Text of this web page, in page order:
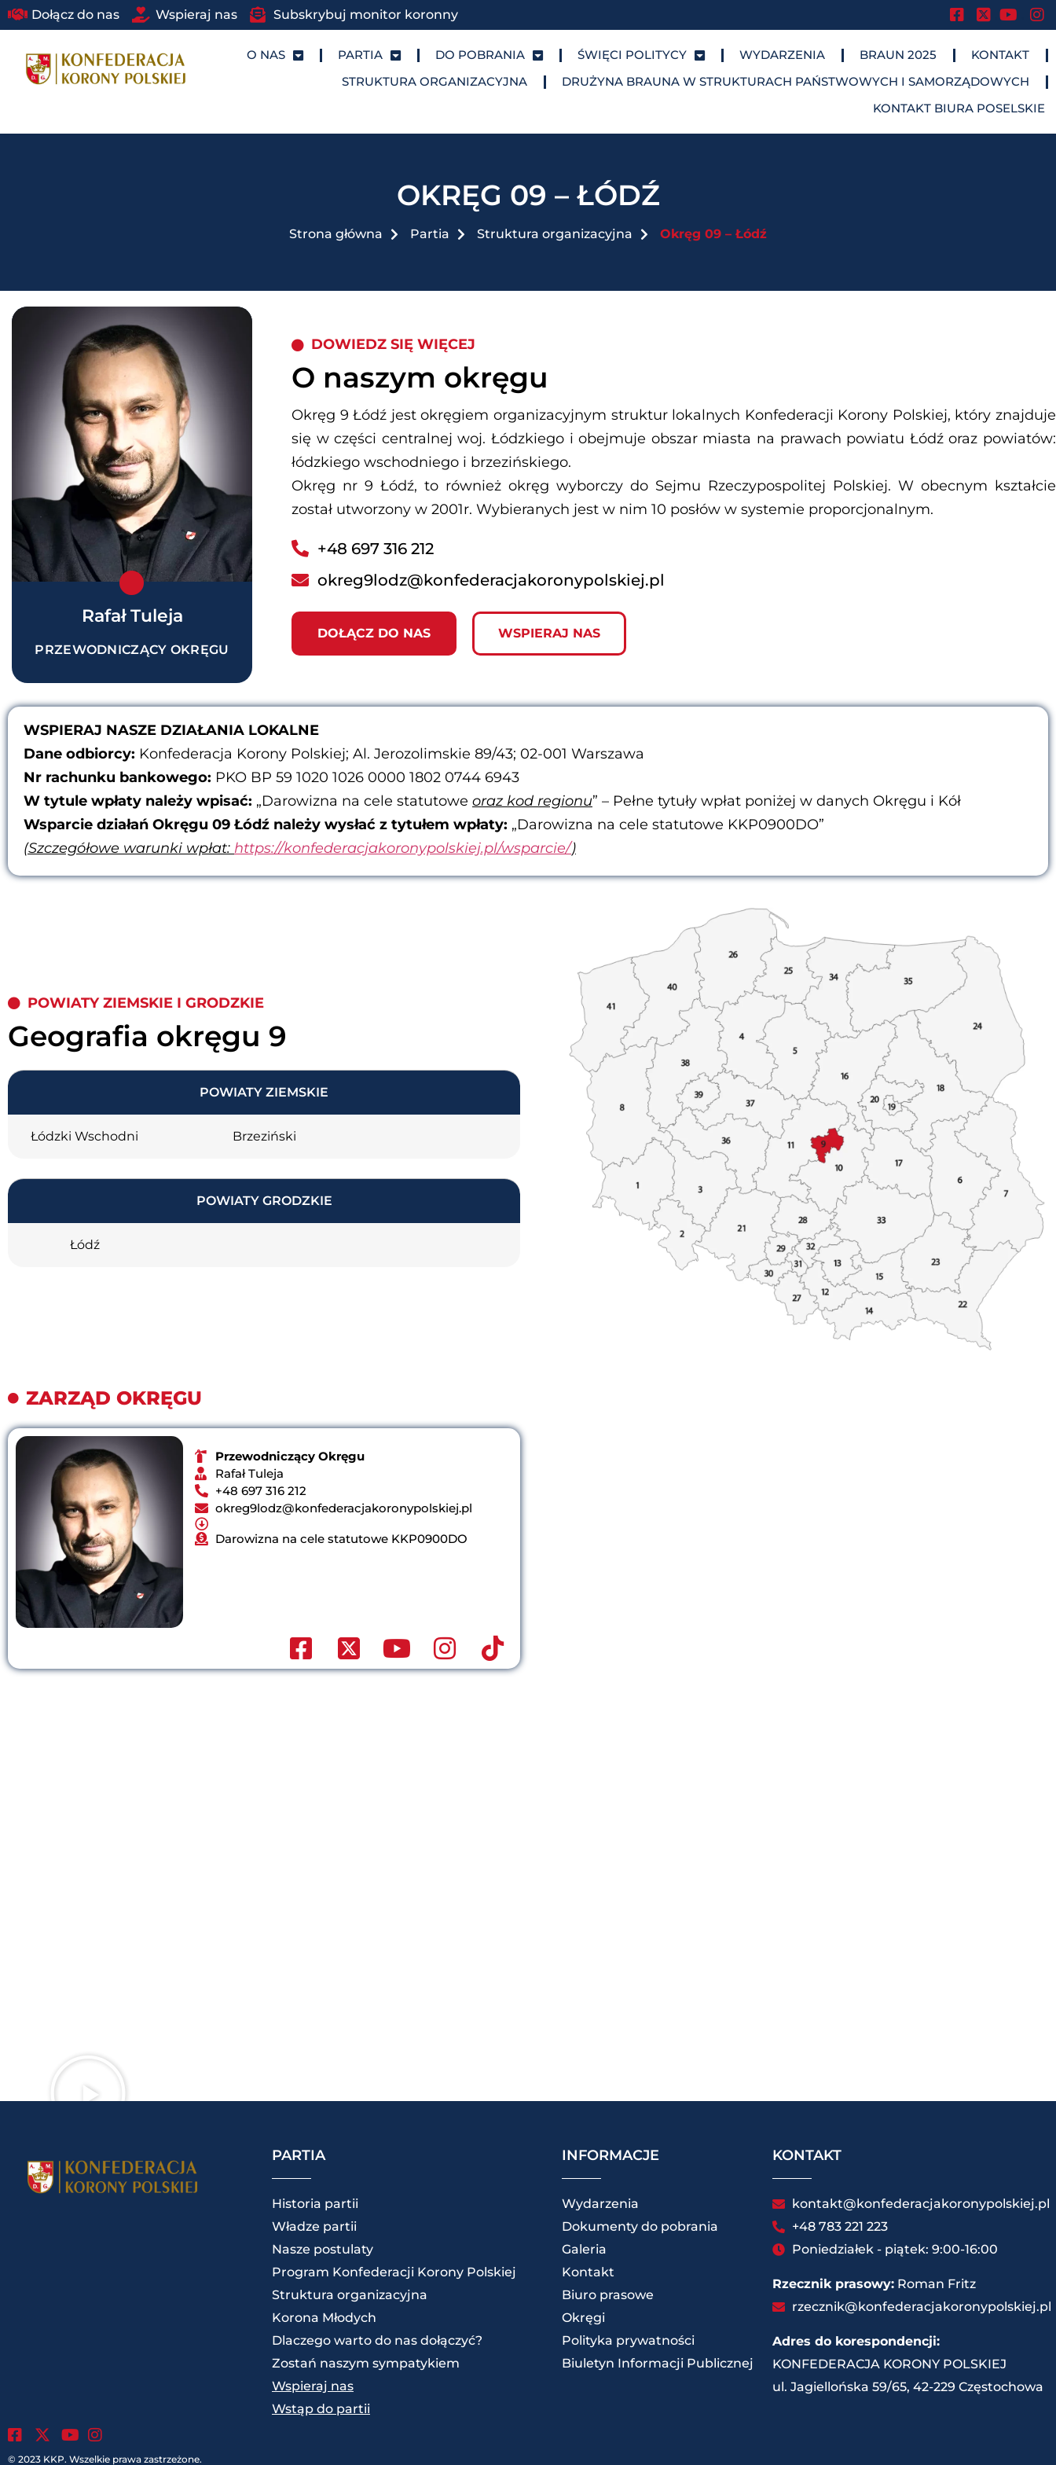
Dołącz do nas Wspieraj nas Subskrybuj monitor koronny
O NAS PARTIA DO POBRANIA ŚWIĘCI POLITYCY WYDARZENIA BRAUN 2025
KONTAKT
STRUKTURA ORGANIZACYJNA
DRUŻYNA BRAUNA W STRUKTURACH PAŃSTWOWYCH I SAMORZĄDOWYCH​
KONTAKT BIURA POSELSKIE
OKRĘG 09 – ŁÓDŹ
Strona główna Partia Struktura organizacyjna Okręg 09 – Łódź
Rafał Tuleja
PRZEWODNICZĄCY OKRĘGU
DOWIEDZ SIĘ WIĘCEJ
O naszym okręgu
Okręg 9 Łódź jest okręgiem organizacyjnym struktur lokalnych Konfederacji Korony Polskiej, który znajduje
się w części centralnej woj. Łódzkiego i obejmuje obszar miasta na prawach powiatu Łódź oraz powiatów:
łódzkiego wschodniego i brzezińskiego.
Okręg nr 9 Łódź, to również okręg wyborczy do Sejmu Rzeczypospolitej Polskiej. W obecnym kształcie
został utworzony w 2001r. Wybieranych jest w nim 10 posłów w systemie proporcjonalnym.
+48 697 316 212
okreg9lodz@konfederacjakoronypolskiej.pl
DOŁĄCZ DO NAS WSPIERAJ NAS
WSPIERAJ NASZE DZIAŁANIA LOKALNE
Dane odbiorcy: Konfederacja Korony Polskiej; Al. Jerozolimskie 89/43; 02-001 Warszawa
Nr rachunku bankowego: PKO BP 59 1020 1026 0000 1802 0744 6943
W tytule wpłaty należy wpisać: „Darowizna na cele statutowe oraz kod regionu” – Pełne tytuły wpłat poniżej w danych Okręgu i Kół
Wsparcie działań Okręgu 09 Łódź należy wysłać z tytułem wpłaty: „Darowizna na cele statutowe KKP0900DO”
(Szczegółowe warunki wpłat: https://konfederacjakoronypolskiej.pl/wsparcie/)
POWIATY ZIEMSKIE I GRODZKIE
Geografia okręgu 9
POWIATY ZIEMSKIE
Łódzki Wschodni Brzeziński
POWIATY GRODZKIE
Łódź
ZARZĄD OKRĘGU
Przewodniczący Okręgu
Rafał Tuleja
+48 697 316 212
okreg9lodz@konfederacjakoronypolskiej.pl
Darowizna na cele statutowe KKP0900DO
© 2023 KKP. Wszelkie prawa zastrzeżone.
PARTIA
Historia partii
Władze partii
Nasze postulaty
Program Konfederacji Korony Polskiej
Struktura organizacyjna
Korona Młodych
Dlaczego warto do nas dołączyć?
Zostań naszym sympatykiem
Wspieraj nas
Wstąp do partii
INFORMACJE
Wydarzenia
Dokumenty do pobrania
Galeria
Kontakt
Biuro prasowe
Okręgi
Polityka prywatności
Biuletyn Informacji Publicznej
KONTAKT
kontakt@konfederacjakoronypolskiej.pl
+48 783 221 223
Poniedziałek - piątek: 9:00-16:00
Rzecznik prasowy: Roman Fritz
rzecznik@konfederacjakoronypolskiej.pl
Adres do korespondencji:
KONFEDERACJA KORONY POLSKIEJ
ul. Jagiellońska 59/65, 42-229 Częstochowa